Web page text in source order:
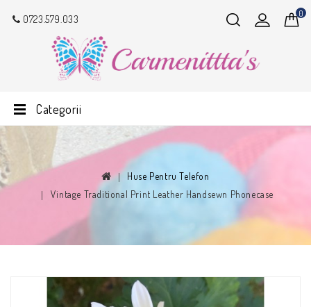
0723.579.033 0
Categorii
Huse Pentru Telefon
Vintage Traditional Print Leather Handsewn Phonecase